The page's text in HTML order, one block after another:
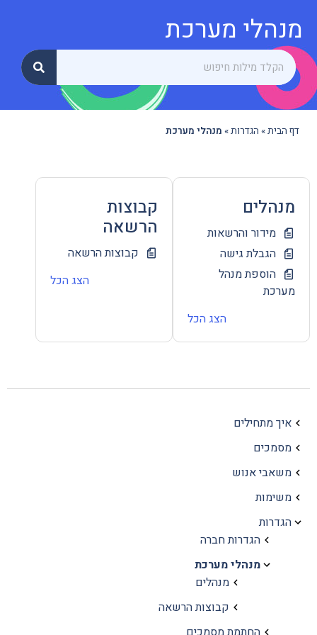
מנהלי מערכת
דף הבית» הגדרות» מנהלי מערכת
איך מתחילים
מסמכים
משאבי אנוש
משימות
הגדרות
הגדרות חברה
מנהלי מערכת
מנהלים
קבוצות הרשאה
מנהלים
מידור והרשאות
הגבלת גישה
הוספת מנהל
מערכת
הצג הכל
קבוצות
הרשאה
קבוצות הרשאה
הצג הכל